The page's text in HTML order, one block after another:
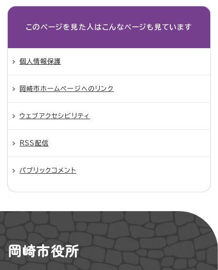
このページを見た人は こんなページも見ています
個人情報保護
岡崎市ホームページへのリンク
ウェブアクセシビリティ
RSS配信
パブリックコメント
岡崎市役所